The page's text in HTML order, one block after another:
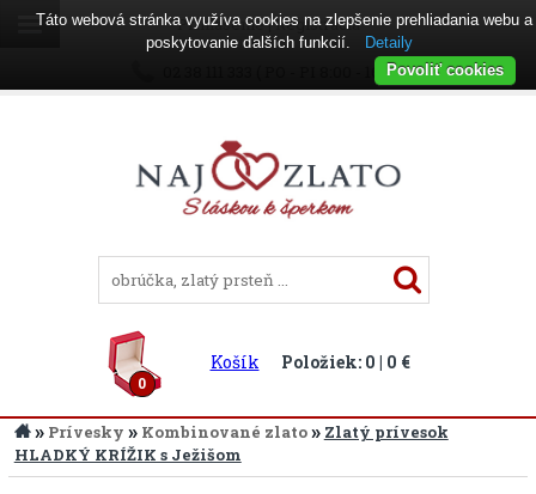
Prihlásenie|Registrácia
02 38 111 333 ( PO - PI 8:00 - 16:00 )
0
Košík Položiek: 0 | 0 €
» Prívesky » Kombinované zlato» Zlatý prívesok
HLADKÝ KRÍŽIK s Ježišom
Táto webová stránka využíva cookies na zlepšenie prehliadania webu a
poskytovanie ďalších funkcií.
Detaily
Povoliť cookies